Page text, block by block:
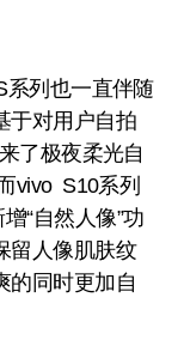
列也一直伴随
于对用户自拍
了极夜柔光自
vivo S10系列
“自然人像”功
留人像肌肤纹
的同时更加自